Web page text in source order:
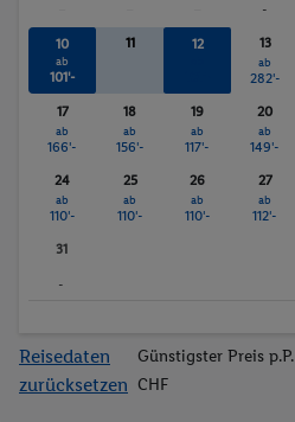
-
10
ab
101'-
11 12 13
ab
282'-
17
ab
166'-
18
ab
156'-
19
ab
117'-
20
ab
149'-
24
ab
110'-
25
ab
110'-
26
ab
110'-
27
ab
112'-
31
-
Reisedaten
zurücksetzen
Günstigster Preis p.P.
CHF